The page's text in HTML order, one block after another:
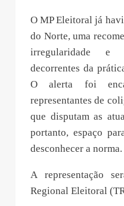
O MP Eleitoral já
do Norte, uma
irregularidade e
decorrentes da
O alerta foi
representantes de
que disputam as
portanto, espaço
desconhecer a norma.
A representação
Regional Eleitoral